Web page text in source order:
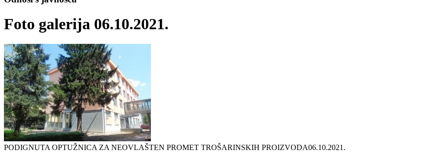
Foto galerija 06.10.2021.
PODIGNUTA OPTUŽNICA ZA NEOVLAŠTEN PROMET TROŠARINSKIH PROIZVODA06.10.2021.